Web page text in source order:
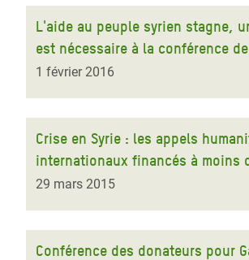
L'aide au peuple syrien stagne,
est nécessaire à la conférence
1 février 2016
Crise en Syrie : les appels
internationaux financés à moins
29 mars 2015
Conférence des donateurs pour